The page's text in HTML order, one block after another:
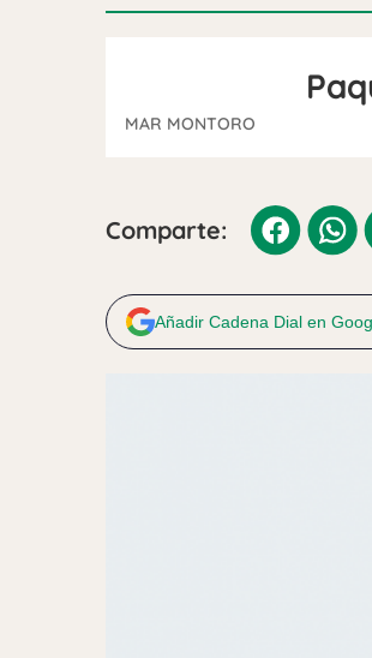
MAR MONTORO
Comparte:
Añadir Cadena Dial en